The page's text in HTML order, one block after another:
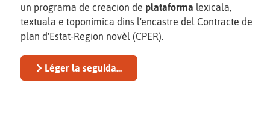
un programa de creacion de plataforma lexicala,
textuala e toponimica dins l'encastre del Contracte de
plan d'Estat-Region novèl (CPER).
Léger la seguida...